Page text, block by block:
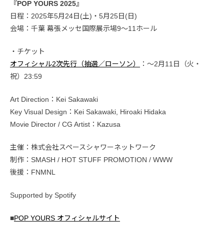
『POP YOURS 2025』
日程：2025年5月24日(土)・5月25日(日)
会場：千葉 幕張メッセ国際展示場9〜11ホール
・チケット
オフィシャル2次先行（抽選／ローソン）
：〜2月11日（火・
祝）23:59
Art Direction：Kei Sakawaki
Key Visual Design：Kei Sakawaki, Hiroaki Hidaka
Movie Director / CG Artist：Kazusa
主催：株式会社スペースシャワーネットワーク
制作：SMASH / HOT STUFF PROMOTION / WWW
後援：FNMNL
Supported by Spotify
■POP YOURS オフィシャルサイト